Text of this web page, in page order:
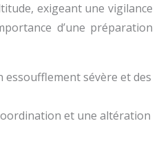
exigeant une vigilance
d’une préparation
sévère et des
et une altération